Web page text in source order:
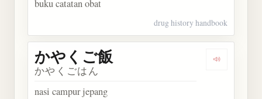
buku catatan obat
drug history handbook
Dengarkan
かやくご飯
かやくごはん
nasi campur jepang